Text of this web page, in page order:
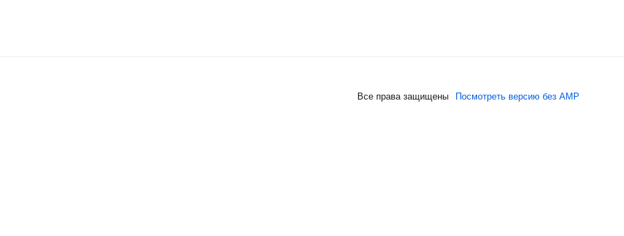
Все права защищены Посмотреть версию без AMP